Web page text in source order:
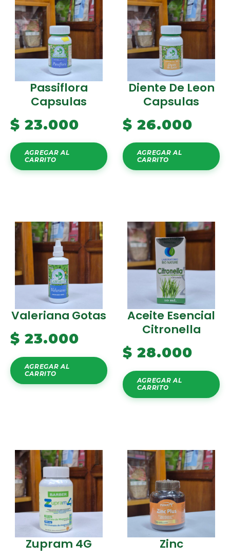
Passiflora
Capsulas
$ 23.000
AGREGAR AL
CARRITO
Diente De Leon
Capsulas
$ 26.000
AGREGAR AL
CARRITO
Valeriana Gotas
$ 23.000
AGREGAR AL
CARRITO
Aceite Esencial
Citronella
$ 28.000
AGREGAR AL
CARRITO
Zupram 4G Zinc